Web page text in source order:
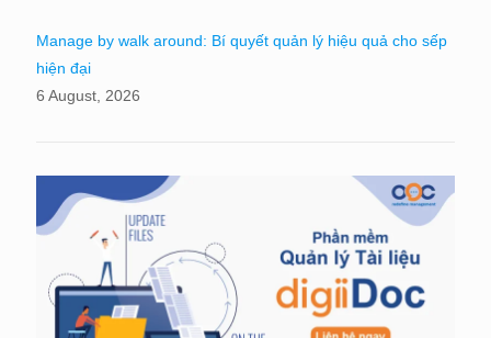
Manage by walk around: Bí quyết quản lý hiệu quả cho sếp
hiện đại
6 August, 2026